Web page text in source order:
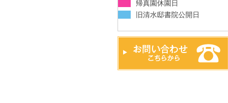
帰真園休園日
旧清水邸書院公開日